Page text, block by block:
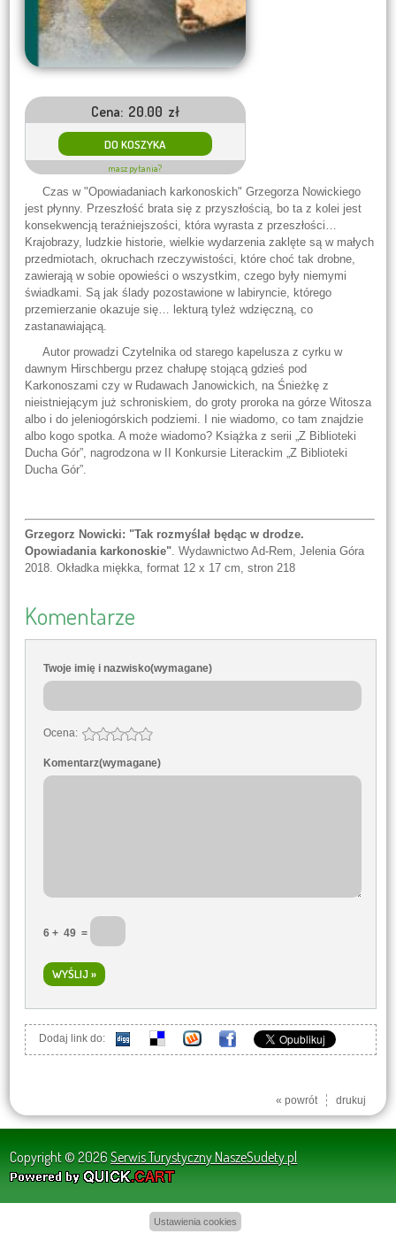
Cena: 20.00 zł
Do koszyka
masz pytania?
Czas w "Opowiadaniach karkonoskich" Grzegorza Nowickiego
jest płynny. Przeszłość brata się z przyszłością, bo ta z kolei jest
konsekwencją teraźniejszości, która wyrasta z przeszłości…
Krajobrazy, ludzkie historie, wielkie wydarzenia zaklęte są w małych
przedmiotach, okruchach rzeczywistości, które choć tak drobne,
zawierają w sobie opowieści o wszystkim, czego były niemymi
świadkami. Są jak ślady pozostawione w labiryncie, którego
przemierzanie okazuje się… lekturą tyleż wdzięczną, co
zastanawiającą.
Autor prowadzi Czytelnika od starego kapelusza z cyrku w
dawnym Hirschbergu przez chałupę stojącą gdzieś pod
Karkonoszami czy w Rudawach Janowickich, na Śnieżkę z
nieistniejącym już schroniskiem, do groty proroka na górze Witosza
albo i do jeleniogórskich podziemi. I nie wiadomo, co tam znajdzie
albo kogo spotka. A może wiadomo? Książka z serii „Z Biblioteki
Ducha Gór”, nagrodzona w II Konkursie Literackim „Z Biblioteki
Ducha Gór”.
Grzegorz Nowicki: "Tak rozmyślał będąc w drodze.
Opowiadania karkonoskie". Wydawnictwo Ad-Rem, Jelenia Góra
2018. Okładka miękka, format 12 x 17 cm, stron 218
Komentarze
Komentarz
Twoje imię i nazwisko(wymagane)
Ocena:
Komentarz(wymagane)
6 + 49 =
Dodaj link do:
drukuj
« powrót
Copyright © 2026Serwis Turystyczny NaszeSudety.pl
Ustawienia cookies